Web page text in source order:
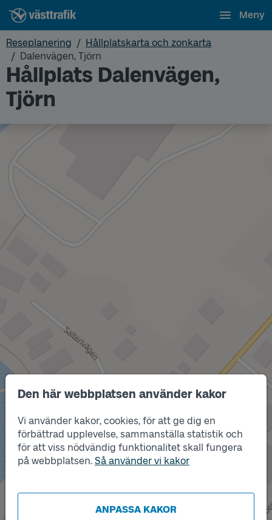
Den här webbplatsen använder kakor
Vi använder kakor, cookies, för att ge dig en
förbättrad upplevelse, sammanställa statistik och
för att viss nödvändig funktionalitet skall fungera
på webbplatsen. Så använder vi kakor
ANPASSA KAKOR
Meny
Reseplanering
Hållplatskarta och zonkarta
Dalenvägen, Tjörn
Hållplats Dalenvägen,
Tjörn
Läge
Läge
B